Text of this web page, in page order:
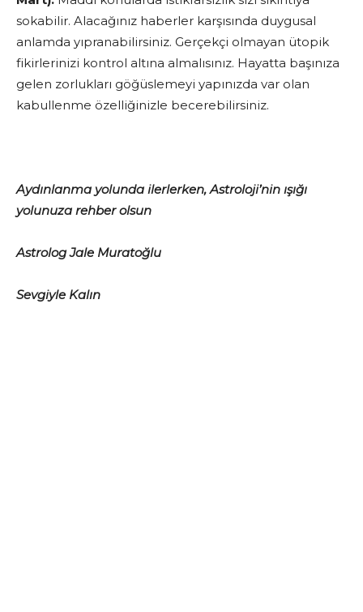
sokabilir. Alacağınız haberler karşısında duygusal
anlamda yıpranabilirsiniz. Gerçekçi olmayan ütopik
fikirlerinizi kontrol altına almalısınız. Hayatta başınıza
gelen zorlukları göğüslemeyi yapınızda var olan
kabullenme özelliğinizle becerebilirsiniz.
Aydınlanma yolunda ilerlerken, Astroloji’nin ışığı
yolunuza rehber olsun
Astrolog Jale Muratoğlu
Sevgiyle Kalın